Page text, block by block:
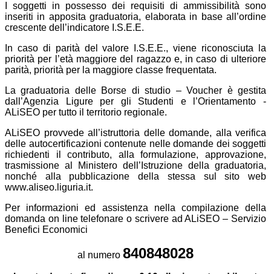
I soggetti in possesso dei requisiti di ammissibilità sono
inseriti in apposita graduatoria, elaborata in base all’ordine
crescente dell’indicatore I.S.E.E.
In caso di parità del valore I.S.E.E., viene riconosciuta la
priorità per l’età maggiore del ragazzo e, in caso di ulteriore
parità, priorità per la maggiore classe frequentata.
La graduatoria delle Borse di studio – Voucher è gestita
dall’Agenzia Ligure per gli Studenti e l’Orientamento -
ALiSEO per tutto il territorio regionale.
ALiSEO provvede all’istruttoria delle domande, alla verifica
delle autocertificazioni contenute nelle domande dei soggetti
richiedenti il contributo, alla formulazione, approvazione,
trasmissione al Ministero dell’Istruzione della graduatoria,
nonché alla pubblicazione della stessa sul sito web
www.aliseo.liguria.it.
Per informazioni ed assistenza nella compilazione della
domanda on line telefonare o scrivere ad ALiSEO – Servizio
Benefici Economici
al numero 840848028